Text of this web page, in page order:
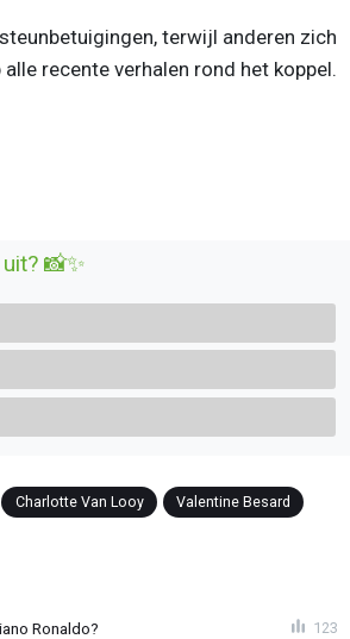
terwijl anderen zich
recente verhalen rond het koppel.
📸✨
Charlotte Van Looy Valentine Besard
Ronaldo? 123